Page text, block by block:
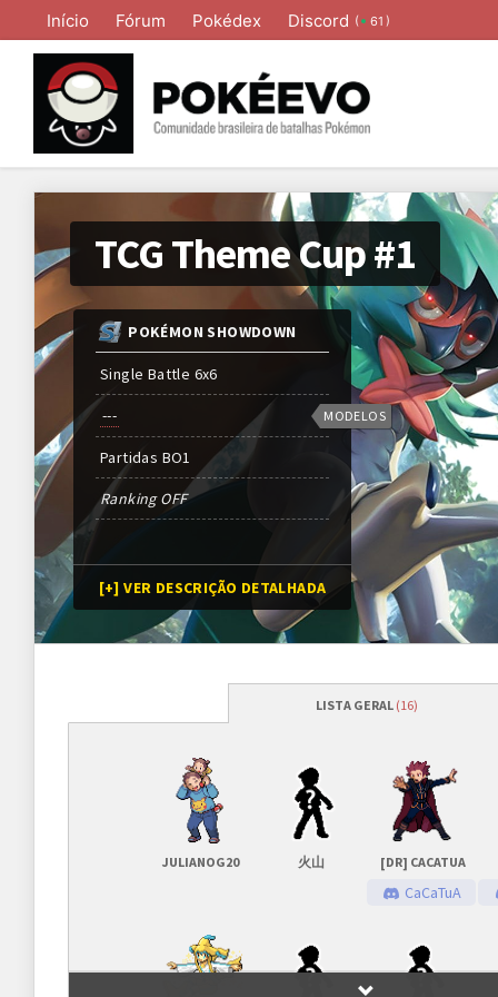
Início Fórum Pokédex Discord ( 61 )
TCG Theme Cup #1
POKÉMON SHOWDOWN
Single Battle 6x6
---
Partidas BO1
Ranking OFF
[+] VER DESCRIÇÃO DETALHADA
MODELOS
Programação
Abertura das inscrições 24/06/2017 às 23h30
Sorteio das chaves 01/07/2017 (previsão*)
*Conforme cronograma
Inscrições
LISTA GERAL (16)
JULIANOG20 火山 [DR] CACATUA
CaCaTuA